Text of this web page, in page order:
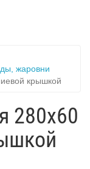
жаровни
крышкой
280х60